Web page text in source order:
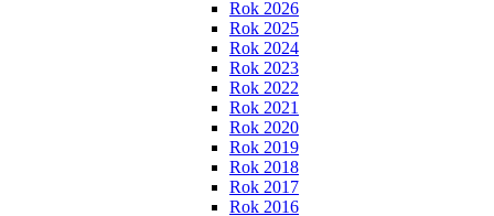
Rok 2026
Rok 2025
Rok 2024
Rok 2023
Rok 2022
Rok 2021
Rok 2020
Rok 2019
Rok 2018
Rok 2017
Rok 2016